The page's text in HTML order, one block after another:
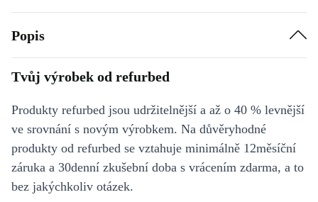
Popis
Tvůj výrobek od refurbed
Produkty refurbed jsou udržitelnější a až o 40 % levnější
ve srovnání s novým výrobkem. Na důvěryhodné
produkty od refurbed se vztahuje minimálně 12měsíční
záruka a 30denní zkušební doba s vrácením zdarma, a to
bez jakýchkoliv otázek.